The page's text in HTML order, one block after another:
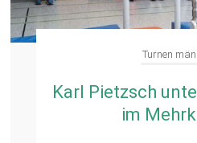
Turnen
Karl Pietzsch
im